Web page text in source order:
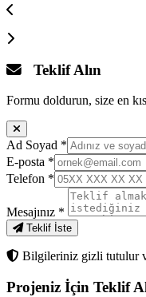
Teklif Alın
Formu doldurun, size en
Ad Soyad *
E-posta *
Telefon *
Mesajınız *
Teklif İste
Bilgileriniz gizli tutulur
Projeniz İçin Teklif